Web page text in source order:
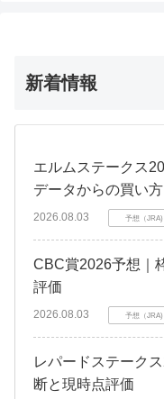
新着情報
エルムステークス
データからの買い方
2026.08.03 予想（JRA)
CBC賞2026予想｜
評価
2026.08.03 予想（JRA)
レパードステーク
断と現時点評価